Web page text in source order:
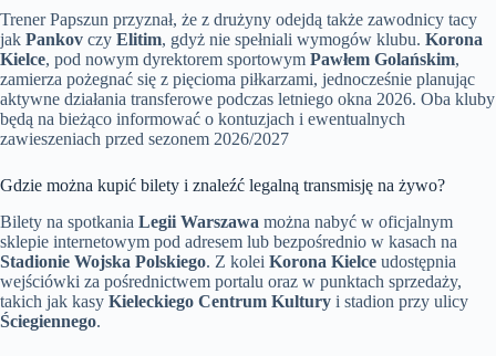
Trener Papszun przyznał, że z drużyny odejdą także zawodnicy tacy
jak Pankov czy Elitim, gdyż nie spełniali wymogów klubu. Korona
Kielce, pod nowym dyrektorem sportowym Pawłem Golańskim,
zamierza pożegnać się z pięcioma piłkarzami, jednocześnie planując
aktywne działania transferowe podczas letniego okna 2026. Oba kluby
będą na bieżąco informować o kontuzjach i ewentualnych
zawieszeniach przed sezonem 2026/2027
Gdzie można kupić bilety i znaleźć legalną transmisję na żywo?
Bilety na spotkania Legii Warszawa można nabyć w oficjalnym
sklepie internetowym pod adresem lub bezpośrednio w kasach na
Stadionie Wojska Polskiego. Z kolei Korona Kielce udostępnia
wejściówki za pośrednictwem portalu oraz w punktach sprzedaży,
takich jak kasy Kieleckiego Centrum Kultury i stadion przy ulicy
Ściegiennego.